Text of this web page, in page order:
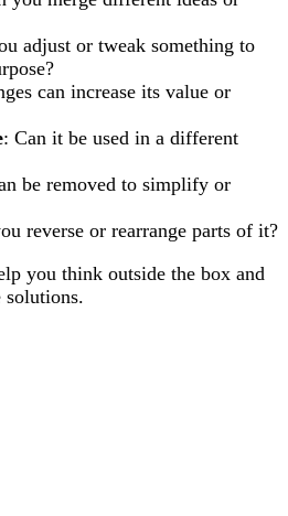
adjust or tweak something to
can increase its value or
: Can it be used in a different
be removed to simplify or
reverse or rearrange parts of it?
you think outside the box and